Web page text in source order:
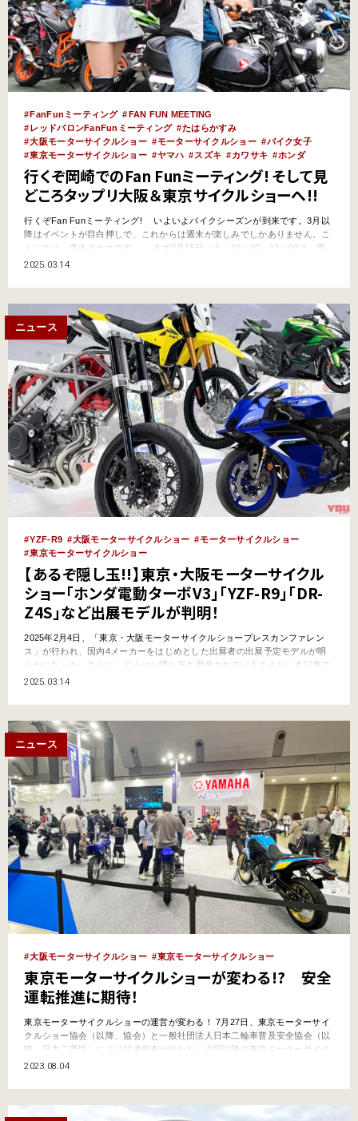
FanFunミーティング
FAN FUN MEETING
レッドバロンFanFunミーティング
たはらかすみ
大阪モーターサイクルショー
モーターサイクルショー
バイク女子
東京モーターサイクルショー
ヤマハ スズキ カワサキ ホンダ
行くぞ岡崎でのFan Funミーティング! そして見
どころタップリ大阪＆東京サイクルショーへ!!
行くぞFan Funミーティング! いよいよバイクシーズンが到来です。3月以
降はイベントが目白押しで、これからは週末が楽しみでしかありません。こ
んにちは、青木タカオです。 まず3月15日（土）10：00～13：00は、愛
知県岡崎市の岡崎中央総合公園で「レッドバロン」主催のユーザー参加型イ
https://www.redb…
2025.03.14
ニュース
YZF-R9 大阪モーターサイクルショー
モーターサイクルショー
東京モーターサイクルショー
【あるぞ隠し玉!!】東京・大阪モーターサイクル
ショー「ホンダ電動ターボV3」「YZF-R9」「DR-
Z4S」など出展モデルが判明！
2025年2月4日、「東京・大阪モーターサイクルショープレスカンファレン
ス」が行われ、国内4メーカーをはじめとした出展者の出展予定モデルが明
らかになった。さらに、どうやら隠し玉も用意されているようだ。本記事で
は国内4メーカーの出展予定と東京・大阪モーターサイクルショーの開催概
サダーに就任！開催 日本二輪車普及安全協会は、…
2025.03.14
ニュース
大阪モーターサイクルショー 東京モーターサイクルショー
東京モーターサイクルショーが変わる!? 安全
運転推進に期待！
東京モーターサイクルショーの運営が変わる！ 7月27日、東京モーターサイ
クルショー協会（以降、協会）と一般社団法人日本二輪車普及安全協会（以
降、日本二普協）により記者発表が行われ、次回以降の東京モーターサイク
ルショーの運営組織が協会から日本二普協に移管されること、さらには来年
行われた。 第50回開催は3日連続の雨だったが…
2023.08.04